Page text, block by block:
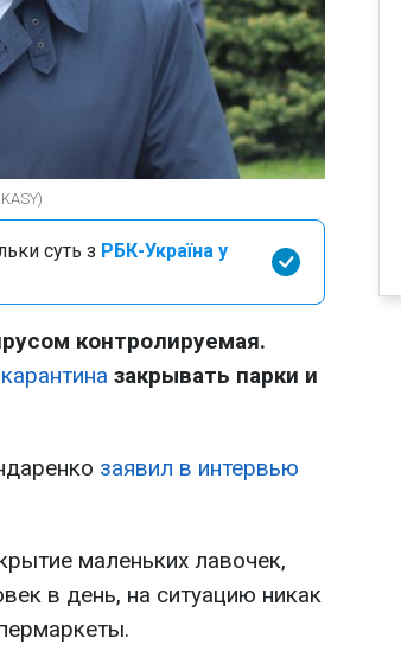
суть з РБК-Україна у
контролируемая.
карантина закрывать парки и
заявил в интервью
маленьких лавочек,
в день, на ситуацию никак